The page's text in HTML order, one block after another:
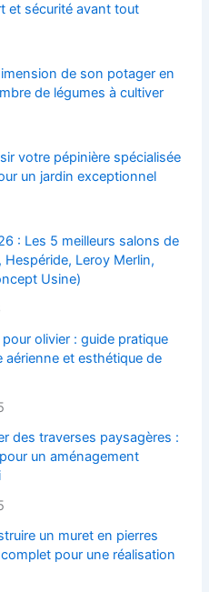
et sécurité avant tout
de son potager en
de légumes à cultiver
votre pépinière spécialisée
un jardin exceptionnel
: Les 5 meilleurs salons de
Hespéride, Leroy Merlin,
Usine)
olivier : guide pratique
aérienne et esthétique de
des traverses paysagères :
un aménagement
un muret en pierres
pour une réalisation